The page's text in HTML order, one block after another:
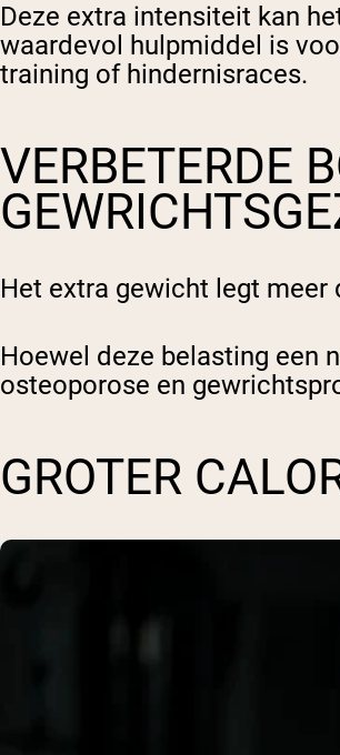
Deze extra intensiteit kan
waardevol hulpmiddel is
training of hindernisraces.
VERBETERDE
Het extra gewicht legt
Hoewel deze belasting een
osteoporose en
GROTER